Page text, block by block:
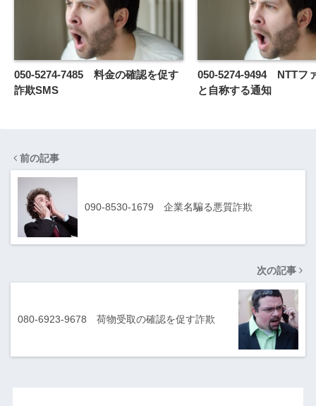
050-5274-7485 料金の確認を促す
詐欺SMS
050-5274-9494 NTTフ
と自称する通知
前の記事
090-8530-1679 企業名騙る悪質詐欺
次の記事
080-6923-9678 荷物受取の確認を促す詐欺